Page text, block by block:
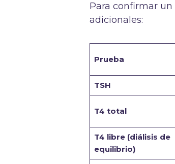
Para confirmar
adicionales:
Prueba
TSH
T4 total
T4 libre (diálisis de
equilibrio)